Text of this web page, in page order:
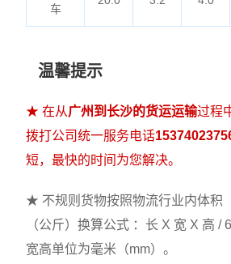
车
温馨提示
★ 在从广州到长沙的货运运输过程
拨打公司统一服务电话
短，最快的时间为您解决。
★ 不规则货物按照物流行业内体积
（公斤）换算公式 ：长 X 宽 X 高 /
宽高单位为毫米（mm）。